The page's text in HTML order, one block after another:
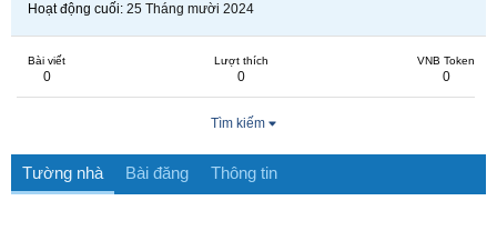
Hoạt động cuối 25 Tháng mười 2024
Bài viết
0
Lượt thích
0
VNB Token
0
Tìm kiếm
Tường nhà Bài đăng Thông tin